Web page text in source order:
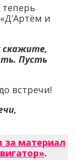
теперь
и
скажите,
Пусть
встречи!
за материал
.